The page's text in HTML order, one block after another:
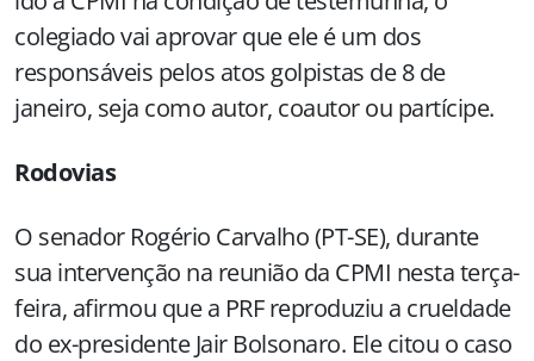
colegiado vai aprovar que ele é um dos
responsáveis pelos atos golpistas de 8 de
janeiro, seja como autor, coautor ou partícipe.
Rodovias
O senador Rogério Carvalho (PT-SE), durante
sua intervenção na reunião da CPMI nesta terça-
feira, afirmou que a PRF reproduziu a crueldade
do ex-presidente Jair Bolsonaro. Ele citou o caso